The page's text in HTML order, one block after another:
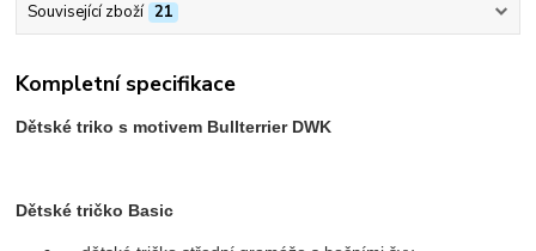
Související zboží 21
Kompletní specifikace
Dětské triko s motivem Bullterrier DWK
Dětské tričko Basic